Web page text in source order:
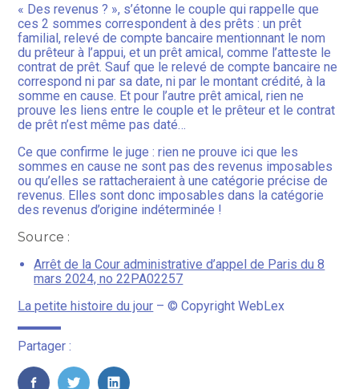
« Des revenus ? », s’étonne le couple qui rappelle que
ces 2 sommes correspondent à des prêts : un prêt
familial, relevé de compte bancaire mentionnant le nom
du prêteur à l’appui, et un prêt amical, comme l’atteste le
contrat de prêt. Sauf que le relevé de compte bancaire ne
correspond ni par sa date, ni par le montant crédité, à la
somme en cause. Et pour l’autre prêt amical, rien ne
prouve les liens entre le couple et le prêteur et le contrat
de prêt n’est même pas daté…
Ce que confirme le juge : rien ne prouve ici que les
sommes en cause ne sont pas des revenus imposables
ou qu’elles se rattacheraient à une catégorie précise de
revenus. Elles sont donc imposables dans la catégorie
des revenus d’origine indéterminée !
Source :
Arrêt de la Cour administrative d’appel de Paris du 8
mars 2024, no 22PA02257
La petite histoire du jour – © Copyright WebLex
Partager :